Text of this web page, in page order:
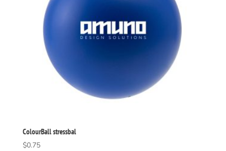
ColourBall stressbal
$0.75